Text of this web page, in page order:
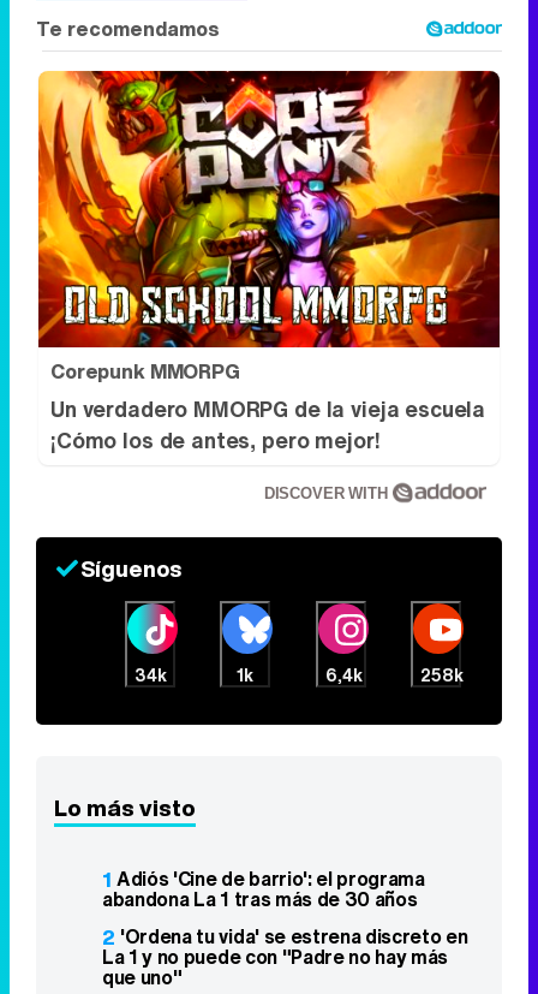
Corepunk MMORPG
Un verdadero MMORPG de la vieja escuela
¡Cómo los de antes, pero mejor!
DISCOVER WITH
Síguenos
34k 1k 6,4k 258k
Lo más visto
1 Adiós 'Cine de barrio': el programa
abandona La 1 tras más de 30 años
2 'Ordena tu vida' se estrena discreto en
La 1 y no puede con "Padre no hay más
que uno"